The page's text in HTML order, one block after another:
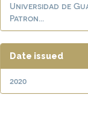
Universidad de
Patron...
Date issued
2020